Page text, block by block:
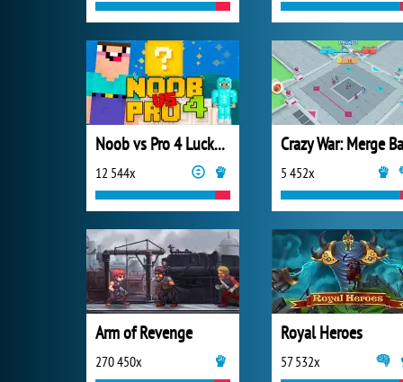
Noob vs Pro 4 Lucky Block
12 544x 5 452x
Arm of Revenge
270 450x
Royal Heroes
57 532x